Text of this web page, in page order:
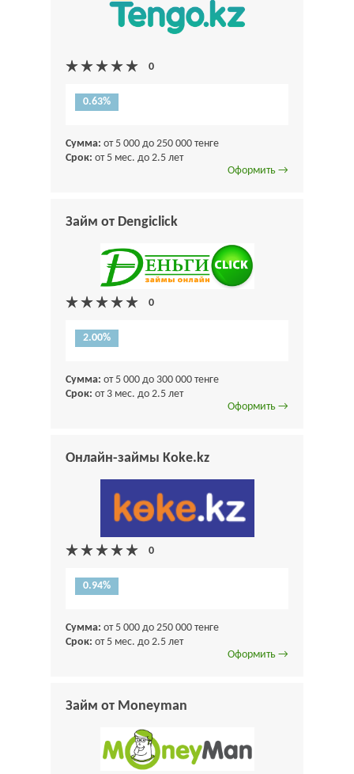
0.63%
Сумма: от 5 000 до 250 000 тенге
Срок: от 5 мес. до 2.5 лет
Оформить →
Займ от Dengiclick
2.00%
Сумма: от 5 000 до 300 000 тенге
Срок: от 3 мес. до 2.5 лет
Оформить →
Онлайн-займы Koke.kz
0.94%
Сумма: от 5 000 до 250 000 тенге
Срок: от 5 мес. до 2.5 лет
Оформить →
Займ от Moneyman